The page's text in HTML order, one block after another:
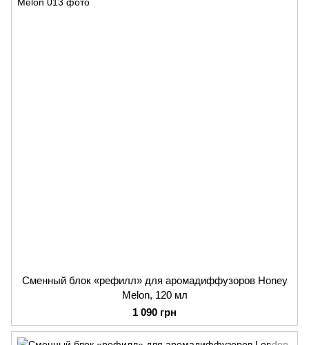
Сменный блок «рефилл» для аромадиффузоров Honey
Melon, 120 мл
1 090 грн